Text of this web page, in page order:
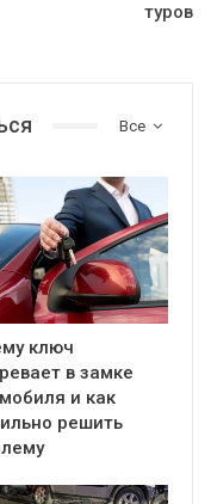
туров
Все
ключ
в замке
и как
решить